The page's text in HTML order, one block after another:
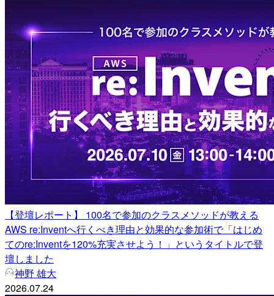
【登壇レポート】 100名で参加のクラスメソッドが教える
AWS re:Inventへ行くべき理由と効果的な参加術で「はじめ
てのre:Inventを120%充実させよう！」というタイトルで登
壇しました
神野 雄大
2026.07.24